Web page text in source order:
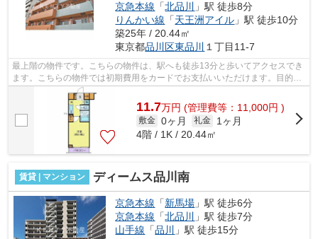
京急本線 「北品川
」駅 徒歩8分
りんかい線 「天王洲アイル 」駅 徒歩10分
築25年 / 20.44㎡
東京都品川区東品川 １丁目11-7
最上階の物件です。こちらの物件は、駅へも徒歩13分と歩いてアクセスでき
ます。こちらの物件では初期費用をカードでお支払いいただけます。目的に
応じて選べる2駅利用可能なマンション...
11.7万円 (管理費等：11,000円 )
敷金 0ヶ月 礼金
1ヶ月
4階 / 1K / 20.44㎡
賃貸 | マンション ディームス品川南
京急本線 「新馬場 」駅 徒歩6分
京急本線 「北品川
」駅 徒歩7分
山手線 「品川
」駅 徒歩15分